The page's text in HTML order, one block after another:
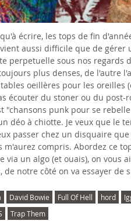
écrire, les tops de fin
aussi difficile que de
perpetuelle sous nos
plus denses, de l'autre
oeillères pour les oreilles
écouter du stoner ou du
"chansons punk pour se
déo à chiotte. Je veux que le
passer chez un disquaire
compris. Abordez ce
via un algo (et ouais), on vous
de notre côté on va essayer de
David Bowie Full Of Hell hord
Trap Them